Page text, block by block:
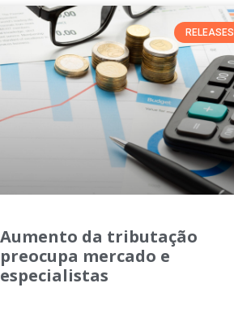
RELEASES
Aumento da tributação
preocupa mercado e
especialistas